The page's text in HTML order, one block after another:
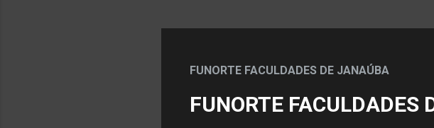
FUNORTE FACULDADES DE JANAÚBA
FUNORTE FACULDADES